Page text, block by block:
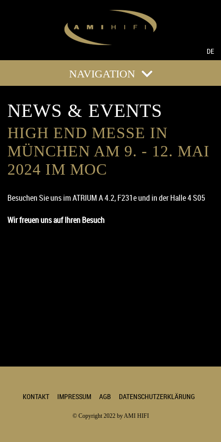
NAVIGATION
DE
NEWS & EVENTS
HIGH END MESSE IN
MÜNCHEN AM 9. - 12. MAI
2024 IM MOC
Besuchen Sie uns im ATRIUM A 4.2, F231e und in der Halle 4 S05
Wir freuen uns auf Ihren Besuch
KONTAKT IMPRESSUM AGB DATENSCHUTZERKLÄRUNG
© Copyright 2022 by AMI HIFI